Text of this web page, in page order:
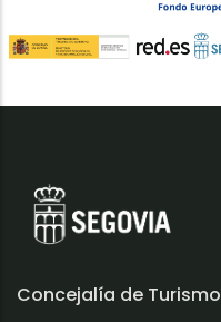
Concejalía de Turismo